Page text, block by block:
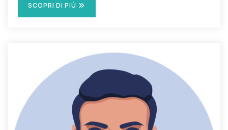
SCOPRI DI PIÙ